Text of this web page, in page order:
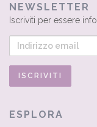
NEWSLETTER
Iscriviti per essere
ESPLORA